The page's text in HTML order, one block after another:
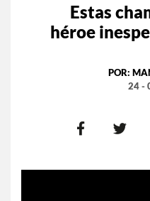
Estas
héroe
POR:
24 -